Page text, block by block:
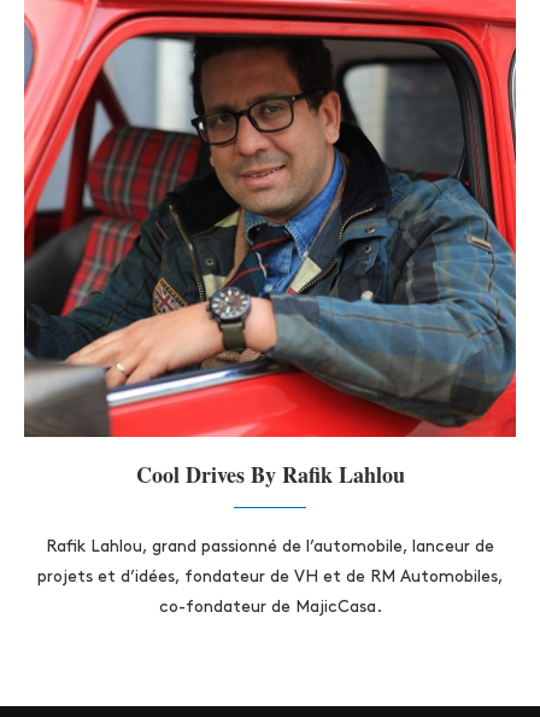
Cool Drives By Rafik Lahlou
Rafik Lahlou, grand passionné de l’automobile, lanceur de
projets et d’idées, fondateur de VH et de RM Automobiles,
co-fondateur de MajicCasa.